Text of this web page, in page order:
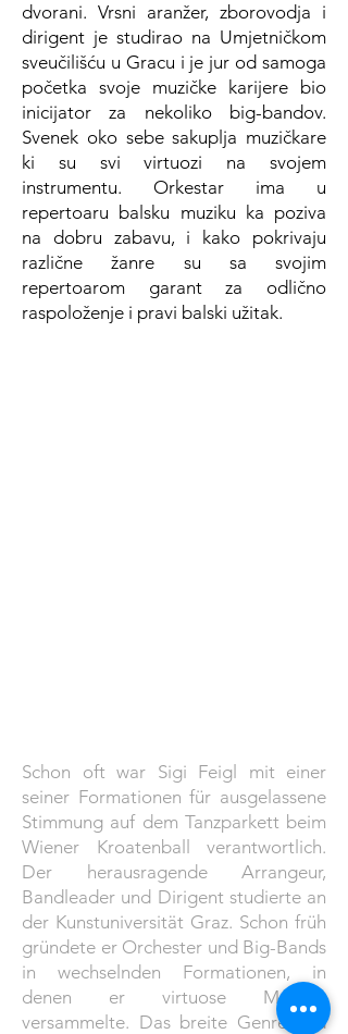
dvorani. Vrsni aranžer, zborovodja i
dirigent je studirao na Umjetničkom
sveučilišću u Gracu i je jur od samoga
početka svoje muzičke karijere bio
inicijator za nekoliko big-bandov.
Svenek oko sebe sakuplja muzičkare
ki su svi virtuozi na svojem
instrumentu. Orkestar ima u
repertoaru balsku muziku ka poziva
na dobru zabavu, i kako pokrivaju
različne žanre su sa svojim
repertoarom garant za odlično
raspoloženje i pravi balski užitak.
Schon oft war Sigi Feigl mit einer
seiner Formationen für ausgelassene
Stimmung auf dem Tanzparkett beim
Wiener Kroatenball verantwortlich.
Der herausragende Arrangeur,
Bandleader und Dirigent studierte an
der Kunstuniversität Graz. Schon früh
gründete er Orchester und Big-Bands
in wechselnden Formationen, in
denen er virtuose Musiker
versammelte. Das breite Genre und